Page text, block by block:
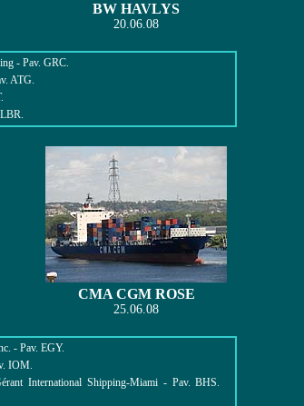
BW HAVLYS
20.06.08
- Pav. GRC.
ATG.
CMA CGM ROSE
25.06.08
- Pav. EGY.
IOM.
International Shipping-Miami - Pav. BHS.